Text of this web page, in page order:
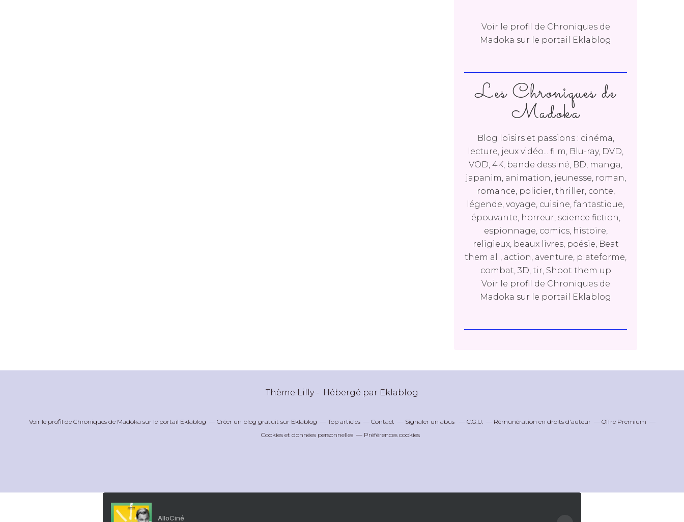
Les Chroniques de
Madoka
Blog loisirs et passions : cinéma,
lecture, jeux vidéo... film, Blu-ray, DVD,
VOD, 4K, bande dessiné, BD, manga,
japanim, animation, jeunesse, roman,
romance, policier, thriller, conte,
légende, voyage, cuisine, fantastique,
épouvante, horreur, science fiction,
espionnage, comics, histoire,
religieux, beaux livres, poésie, Beat
them all, action, aventure, plateforme,
combat, 3D, tir, Shoot them up
Voir le profil de Chroniques de
Madoka sur le portail Eklablog
Voir le profil de Chroniques de
Madoka sur le portail Eklablog
Thème Lilly - Hébergé par Eklablog
Voir le profil de Chroniques de Madoka sur le portail Eklablog Créer un blog gratuit sur Eklablog Top articles Contact Signaler un abus C.G.U. Rémunération en droits d'auteur
Offre Premium
Cookies et données personnelles
Préférences cookies
AlloCiné